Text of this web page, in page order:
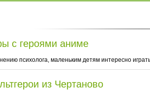
с героями аниме
психолога, маленьким детям интересно
из Чертаново